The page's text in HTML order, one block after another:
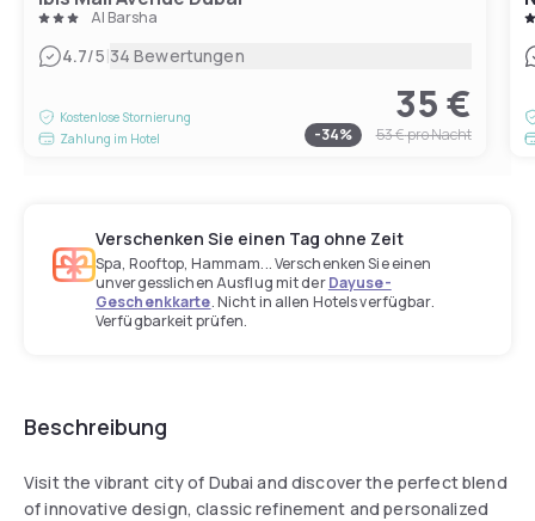
Al Barsha
4.7/5|34 Bewertungen
Kostenlose Stornierung
Zahlung im Hotel
35 €
-34% 53 €pro Nacht
Verschenken Sie einen Tag ohne Zeit
Spa, Rooftop, Hammam... Verschenken Sie einen
unvergesslichen Ausflug mit derDayuse-
Geschenkkarte. Nicht in allen Hotels verfügbar.
Verfügbarkeit prüfen.
Beschreibung
Visit the vibrant city of Dubai and discover the perfect blend
of innovative design, classic refinement and personalized